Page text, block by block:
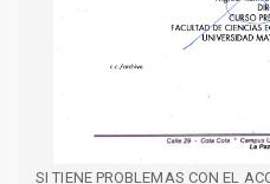
SI TIENE PROBLEMAS CON EL